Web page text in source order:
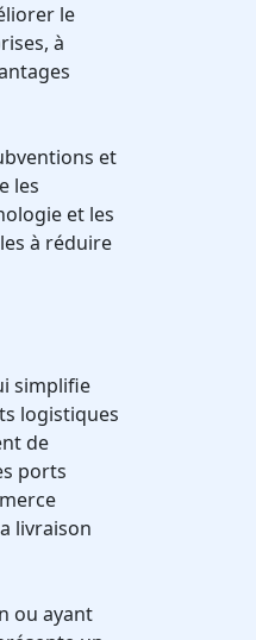
le
à
et
les
et les
à réduire
simplifie
logistiques
de
ports
livraison
ou ayant